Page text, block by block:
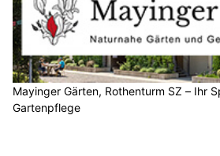
Mayinger Gärten, Rothenturm SZ – Ihr
Gartenpflege